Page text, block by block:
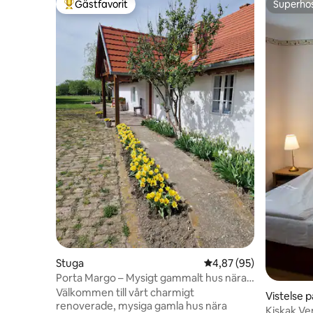
Populär gästfavorit
Gästfavorit
Stuga 4,87 av 5 i
4,87 (95)
Porta Margo – Mysigt gammalt hus nära
Szeged
Välkommen till vårt charmigt
renoverade, mysiga gamla hus nära
Vistelse